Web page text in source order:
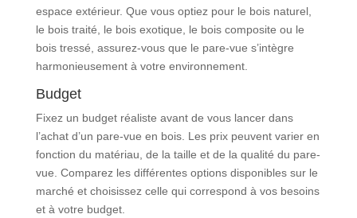
espace extérieur. Que vous optiez pour le bois naturel,
le bois traité, le bois exotique, le bois composite ou le
bois tressé, assurez-vous que le pare-vue s’intègre
harmonieusement à votre environnement.
Budget
Fixez un budget réaliste avant de vous lancer dans
l’achat d’un pare-vue en bois. Les prix peuvent varier en
fonction du matériau, de la taille et de la qualité du pare-
vue. Comparez les différentes options disponibles sur le
marché et choisissez celle qui correspond à vos besoins
et à votre budget.